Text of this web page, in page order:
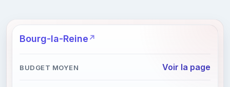
Bourg-la-Reine
Voir la page